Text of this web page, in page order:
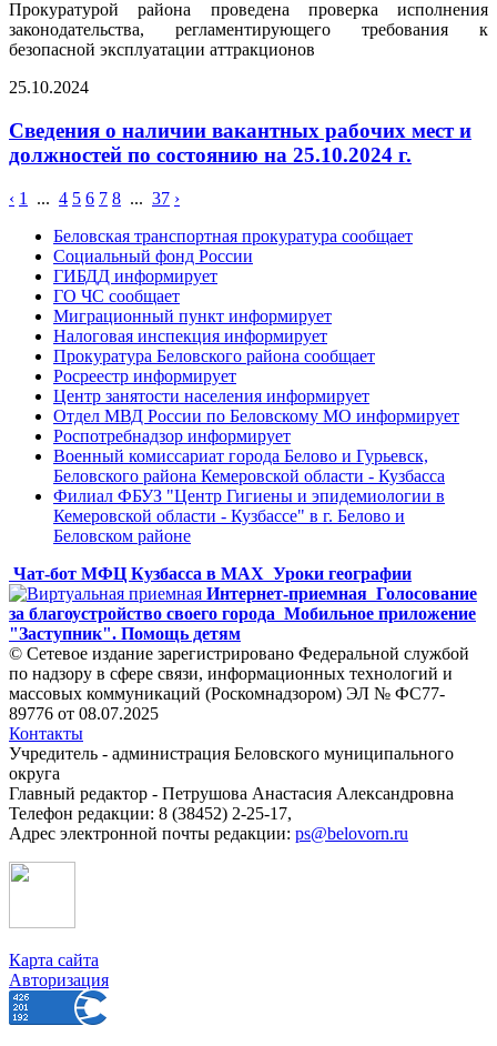
Прокуратурой района проведена проверка исполнения
законодательства, регламентирующего требования к
безопасной эксплуатации аттракционов
25.10.2024
Сведения о наличии вакантных рабочих мест и
должностей по состоянию на 25.10.2024 г.
‹ 1 ... 4 5 6 7 8 ... 37 ›
Беловская транспортная прокуратура сообщает
Социальный фонд России
ГИБДД информирует
ГО ЧС сообщает
Миграционный пункт информирует
Налоговая инспекция информирует
Прокуратура Беловского района сообщает
Росреестр информирует
Центр занятости населения информирует
Отдел МВД России по Беловскому МО информирует
Роспотребнадзор информирует
Военный комиссариат города Белово и Гурьевск,
Беловского района Кемеровской области - Кузбасса
Филиал ФБУЗ "Центр Гигиены и эпидемиологии в
Кемеровской области - Кузбассе" в г. Белово и
Беловском районе
Чат-бот МФЦ Кузбасса в MAX Уроки географии
Интернет-приемная Голосование
за благоустройство своего города Мобильное приложение
"Заступник". Помощь детям
© Сетевое издание зарегистрировано Федеральной службой
по надзору в сфере связи, информационных технологий и
массовых коммуникаций (Роскомнадзором) ЭЛ № ФС77-
89776 от 08.07.2025
Контакты
Учредитель - администрация Беловского муниципального
округа
Главный редактор - Петрушова Анастасия Александровна
Телефон редакции: 8 (38452) 2-25-17,
Адрес электронной почты редакции: ps@belovorn.ru
Карта сайта
Авторизация